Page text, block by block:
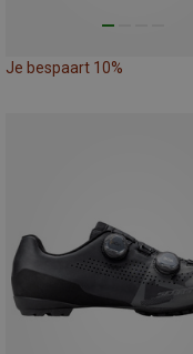
Je bespaart 10%